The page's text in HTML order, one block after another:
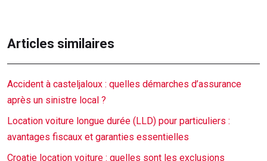
Articles similaires
Accident à casteljaloux : quelles démarches d’assurance
après un sinistre local ?
Location voiture longue durée (LLD) pour particuliers :
avantages fiscaux et garanties essentielles
Croatie location voiture : quelles sont les exclusions